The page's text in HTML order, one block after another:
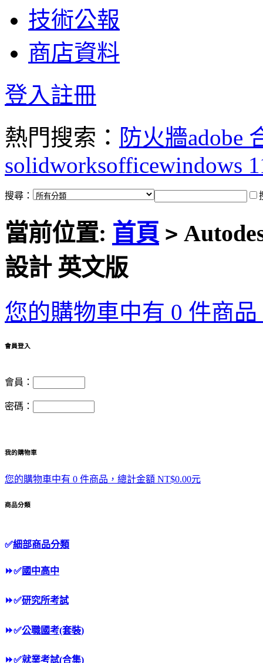
技術公報
商店資料
登入註冊
熱門搜索： 防火牆adobe
solidworksofficewindows
搜尋：
當前位置: 首頁 >
設計 英文版
您的購物車中有 0 件商
會員登入
會員：
密碼：
我的購物車
您的購物車中有 0 件商品，總計金額 NT$0.00元
商品分類
✅細部商品分類
⏩✅國中高中
⏩✅研究所考試
⏩✅公職國考(套裝)
⏩✅就業考試(合集)